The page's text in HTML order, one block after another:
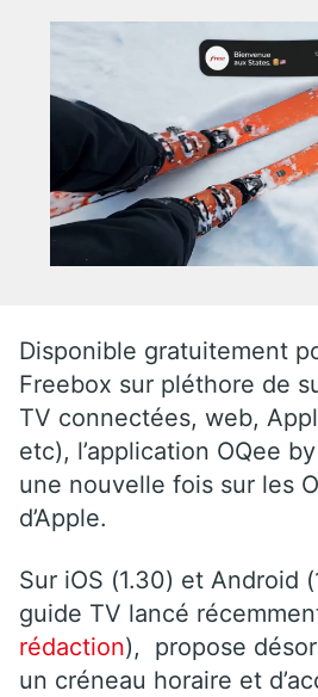
Disponible gratuitement
Freebox sur pléthore de
TV connectées, web,
etc), l’application OQee
une nouvelle fois sur les
d’Apple.
Sur iOS (1.30) et Android
guide TV lancé
rédaction), propose
un créneau horaire et